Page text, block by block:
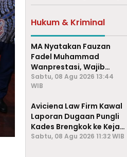
Hukum & Kriminal
MA Nyatakan Fauzan
Fadel Muhammad
Wanprestasi, Wajib
Bayar Rp2,085 Miliar
Sabtu, 08 Agu 2026 13:44
WIB
Aviciena Law Firm Kawal
Laporan Dugaan Pungli
Kades Brengkok ke Kejari
Lamongan
Sabtu, 08 Agu 2026 11:32 WIB